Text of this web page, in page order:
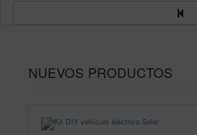
NUEVOS PRODUCTOS